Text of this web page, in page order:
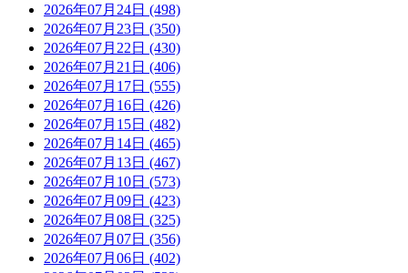
2026年07月24日 (498)
2026年07月23日 (350)
2026年07月22日 (430)
2026年07月21日 (406)
2026年07月17日 (555)
2026年07月16日 (426)
2026年07月15日 (482)
2026年07月14日 (465)
2026年07月13日 (467)
2026年07月10日 (573)
2026年07月09日 (423)
2026年07月08日 (325)
2026年07月07日 (356)
2026年07月06日 (402)